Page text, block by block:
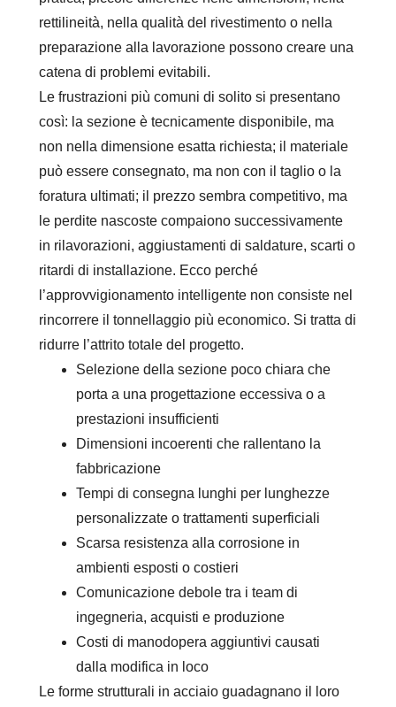
rettilineità, nella qualità del rivestimento o nella
preparazione alla lavorazione possono creare una
catena di problemi evitabili.
Le frustrazioni più comuni di solito si presentano
così: la sezione è tecnicamente disponibile, ma
non nella dimensione esatta richiesta; il materiale
può essere consegnato, ma non con il taglio o la
foratura ultimati; il prezzo sembra competitivo, ma
le perdite nascoste compaiono successivamente
in rilavorazioni, aggiustamenti di saldature, scarti o
ritardi di installazione. Ecco perché
l’approvvigionamento intelligente non consiste nel
rincorrere il tonnellaggio più economico. Si tratta di
ridurre l’attrito totale del progetto.
Selezione della sezione poco chiara che
porta a una progettazione eccessiva o a
prestazioni insufficienti
Dimensioni incoerenti che rallentano la
fabbricazione
Tempi di consegna lunghi per lunghezze
personalizzate o trattamenti superficiali
Scarsa resistenza alla corrosione in
ambienti esposti o costieri
Comunicazione debole tra i team di
ingegneria, acquisti e produzione
Costi di manodopera aggiuntivi causati
dalla modifica in loco
Le forme strutturali in acciaio guadagnano il loro